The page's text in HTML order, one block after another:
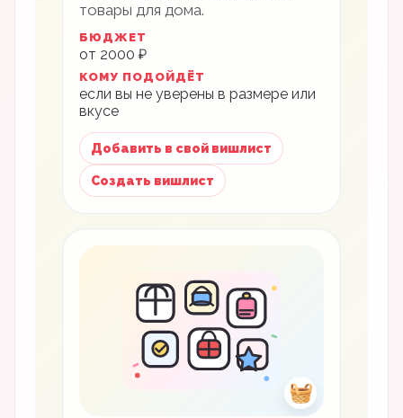
товары для дома.
БЮДЖЕТ
от 2000 ₽
КОМУ ПОДОЙДЁТ
если вы не уверены в размере или
вкусе
Добавить в свой вишлист
Создать вишлист
🧺